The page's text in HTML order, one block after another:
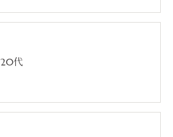
20代